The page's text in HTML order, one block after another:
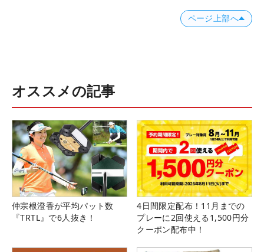
ページ上部へ
オススメの記事
仲宗根澄香が平均パット数
『TRTL』で6人抜き！
4日間限定配布！11月までの
プレーに2回使える1,500円分
クーポン配布中！